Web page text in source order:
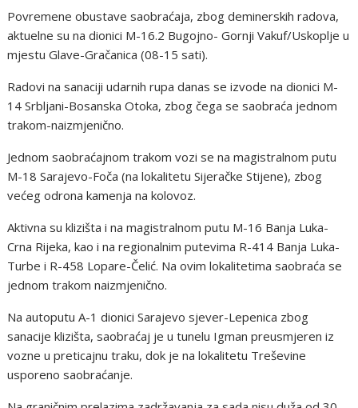
Povremene obustave saobraćaja, zbog deminerskih radova,
aktuelne su na dionici M-16.2 Bugojno- Gornji Vakuf/Uskoplje u
mjestu Glave-Gračanica (08-15 sati).
Radovi na sanaciji udarnih rupa danas se izvode na dionici M-
14 Srbljani-Bosanska Otoka, zbog čega se saobraća jednom
trakom-naizmjenično.
Jednom saobraćajnom trakom vozi se na magistralnom putu
M-18 Sarajevo-Foča (na lokalitetu Sijeračke Stijene), zbog
većeg odrona kamenja na kolovoz.
Aktivna su klizišta i na magistralnom putu M-16 Banja Luka-
Crna Rijeka, kao i na regionalnim putevima R-414 Banja Luka-
Turbe i R-458 Lopare-Čelić. Na ovim lokalitetima saobraća se
jednom trakom naizmjenično.
Na autoputu A-1 dionici Sarajevo sjever-Lepenica zbog
sanacije klizišta, saobraćaj je u tunelu Igman preusmjeren iz
vozne u preticajnu traku, dok je na lokalitetu Treševine
usporeno saobraćanje.